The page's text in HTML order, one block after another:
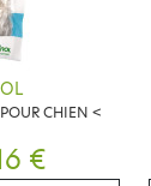
CHIEN <
€